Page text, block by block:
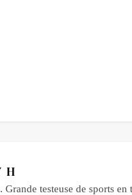
H
testeuse de sports en